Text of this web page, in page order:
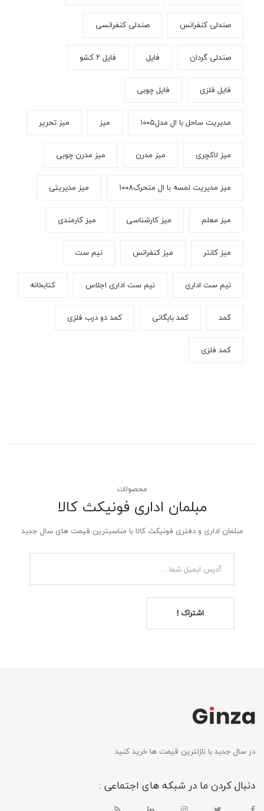
صندلی کنفرانس صندلی کنفرانسی
صندلی گردان فایل فایل ۲ کشو
فایل فلزی فایل چوبی
مدیریت ساحل با ال مدل۱۰۰۵ میز میز تحریر
میز لاکچری میز مدرن میز مدرن چوبی
میز مدیریت لمسه با ال متحرک۱۰۰۸ میز مدیریتی
میز معلم میز کارشناسی میز کارمندی
میز کانتر میز کنفرانس نیم ست
نیم ست اداری نیم ست اداری اجلاس کتابخانه
کمد کمد بایگانی کمد دو درب فلزی
کمد فلزی
محصولات
مبلمان اداری فونیکث کالا
مبلمان اداری و دفتری فونیکث کالا با مناسبترین قیمت های سال جدید
اشتراک !
در سال جدید با نازلترین قیمت ها خرید کنید
دنبال کردن ما در شبکه های اجتماعی :